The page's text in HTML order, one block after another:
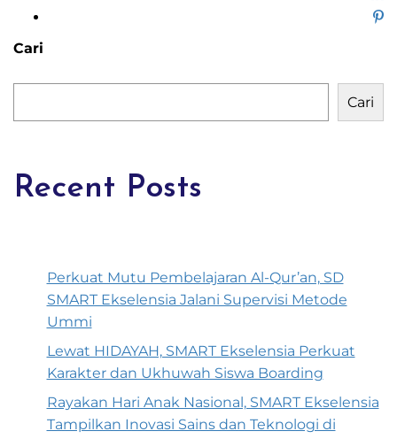
Cari
Cari
Recent Posts
Perkuat Mutu Pembelajaran Al-Qur’an, SD
SMART Ekselensia Jalani Supervisi Metode
Ummi
Lewat HIDAYAH, SMART Ekselensia Perkuat
Karakter dan Ukhuwah Siswa Boarding
Rayakan Hari Anak Nasional, SMART Ekselensia
Tampilkan Inovasi Sains dan Teknologi di